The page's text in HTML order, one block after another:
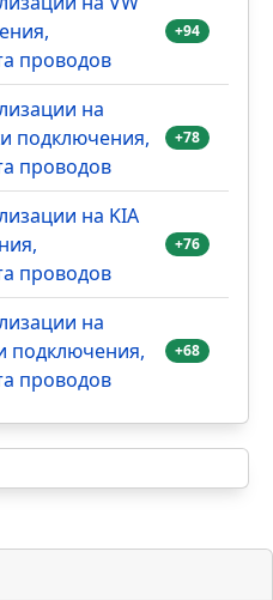
проводов
+94
на
подключения,
проводов
+78
на KIA
проводов
+76
на
подключения,
проводов
+68